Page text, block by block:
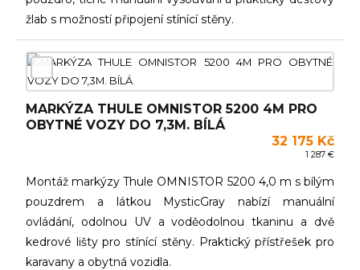
žlab s možností připojení stínící stěny.
MARKÝZA THULE OMNISTOR 5200 4M PRO
OBYTNÉ VOZY DO 7,3M. BÍLÁ
32 175 Kč
1 287 €
Montáž markýzy Thule OMNISTOR 5200 4,0 m s bílým
pouzdrem a látkou MysticGray nabízí manuální
ovládání, odolnou UV a voděodolnou tkaninu a dvě
kedrové lišty pro stínící stěny. Praktický přístřešek pro
karavany a obytná vozidla.